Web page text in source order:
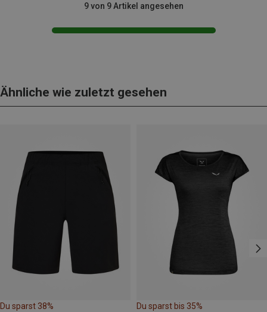
9 von 9 Artikel angesehen
Ähnliche wie zuletzt gesehen
Du sparst 38% Du sparst bis 35%